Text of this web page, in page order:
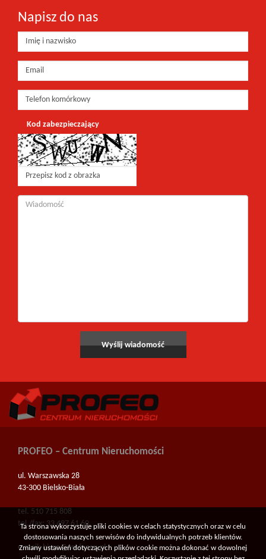
Napisz do nas
Kod zabezpieczający
PROFEO – Centrum Nieruchomości
ul. Warszawska 28
43-300 Bielsko-Biała
tel. 510 715 808
tel./fax: 33 497 61 60
e-mail: biuro@profeocn.pl
Ta strona wykorzystuje pliki cookies w celach statystycznych oraz w celu
dostosowania naszych serwisów do indywidualnych potrzeb klientów.
Zmiany ustawień dotyczących plików cookie można dokonać w dowolnej